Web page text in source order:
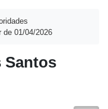
de 01/04/2026
Santos